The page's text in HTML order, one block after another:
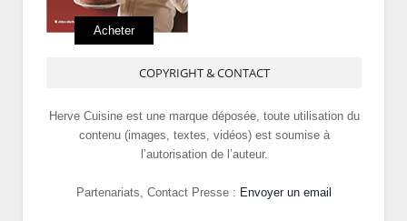
Acheter
COPYRIGHT & CONTACT
Herve Cuisine est une marque déposée, toute utilisation du
contenu (images, textes, vidéos) est soumise à
l’autorisation de l’auteur.
Partenariats, Contact Presse : Envoyer un email